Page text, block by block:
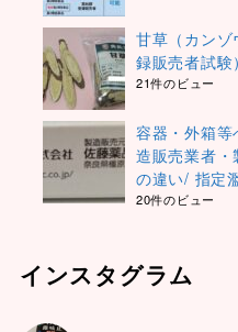
甘草（カン
録販売者試験）
21件のビュー
容器・外箱
造販売業者・
の違い/ 指定
20件のビュー
インスタグラム